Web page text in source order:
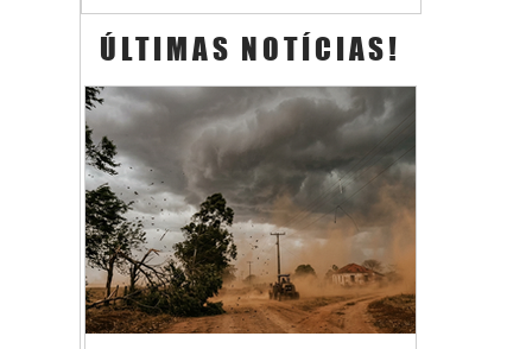
ÚLTIMAS NOTÍCIAS!